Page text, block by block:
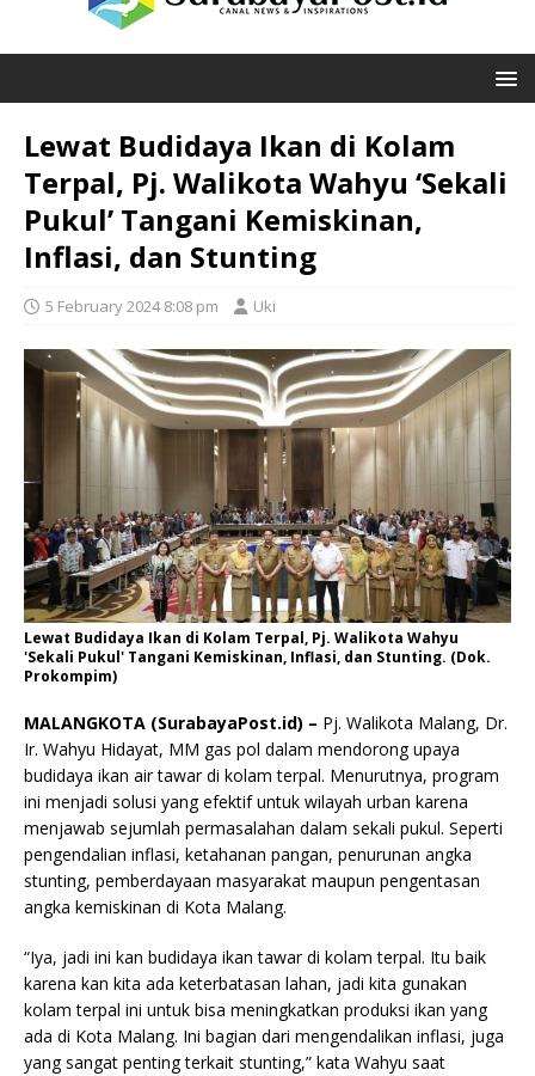
Lewat Budidaya Ikan di Kolam
Terpal, Pj. Walikota Wahyu ‘Sekali
Pukul’ Tangani Kemiskinan,
Inflasi, dan Stunting
5 February 2024 8:08 pm Uki
Lewat Budidaya Ikan di Kolam Terpal, Pj. Walikota Wahyu
'Sekali Pukul' Tangani Kemiskinan, Inflasi, dan Stunting. (Dok.
Prokompim)
MALANGKOTA (SurabayaPost.id) – Pj. Walikota Malang, Dr.
Ir. Wahyu Hidayat, MM gas pol dalam mendorong upaya
budidaya ikan air tawar di kolam terpal. Menurutnya, program
ini menjadi solusi yang efektif untuk wilayah urban karena
menjawab sejumlah permasalahan dalam sekali pukul. Seperti
pengendalian inflasi, ketahanan pangan, penurunan angka
stunting, pemberdayaan masyarakat maupun pengentasan
angka kemiskinan di Kota Malang.
“Iya, jadi ini kan budidaya ikan tawar di kolam terpal. Itu baik
karena kan kita ada keterbatasan lahan, jadi kita gunakan
kolam terpal ini untuk bisa meningkatkan produksi ikan yang
ada di Kota Malang. Ini bagian dari mengendalikan inflasi, juga
yang sangat penting terkait stunting,” kata Wahyu saat